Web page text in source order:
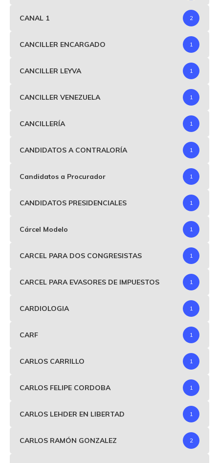
CANAL 1 2
CANCILLER ENCARGADO 1
CANCILLER LEYVA 1
CANCILLER VENEZUELA 1
CANCILLERÍA 1
CANDIDATOS A CONTRALORÍA 1
Candidatos a Procurador 1
CANDIDATOS PRESIDENCIALES 1
Cárcel Modelo 1
CARCEL PARA DOS CONGRESISTAS 1
CARCEL PARA EVASORES DE IMPUESTOS 1
CARDIOLOGIA 1
CARF 1
CARLOS CARRILLO 1
CARLOS FELIPE CORDOBA 1
CARLOS LEHDER EN LIBERTAD 1
CARLOS RAMÓN GONZALEZ 2